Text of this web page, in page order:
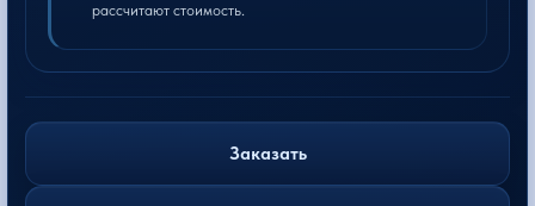
рассчитают стоимость.
Заказать